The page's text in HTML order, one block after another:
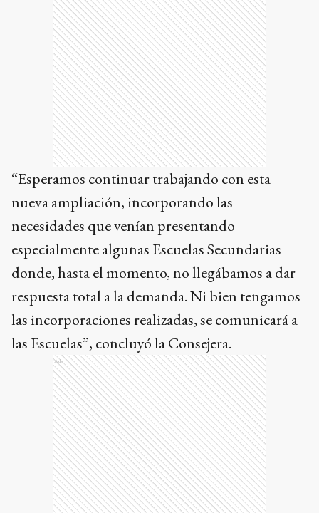
“Esperamos continuar trabajando con esta
nueva ampliación, incorporando las
necesidades que venían presentando
especialmente algunas Escuelas Secundarias
donde, hasta el momento, no llegábamos a dar
respuesta total a la demanda. Ni bien tengamos
las incorporaciones realizadas, se comunicará a
las Escuelas”, concluyó la Consejera.
Ads